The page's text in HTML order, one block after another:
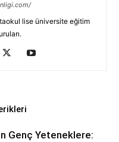
lise üniversite eğitim
Genç Yeteneklere: